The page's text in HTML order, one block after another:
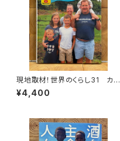
現地取材！世界のくらし31 カナ
ダ
¥4,400